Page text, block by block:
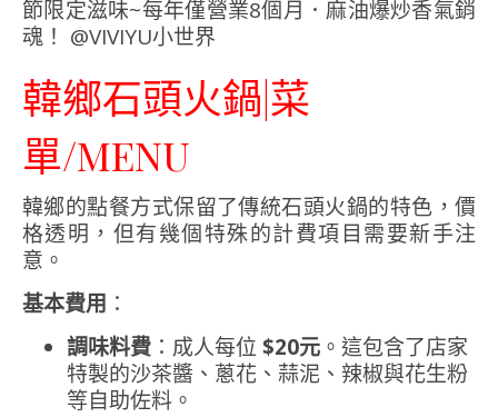
韓鄉石頭火鍋|菜
單/MENU
韓鄉的點餐方式保留了傳統石頭火鍋的特色，價
格透明，但有幾個特殊的計費項目需要新手注
意。
基本費用 ：
調味料費 ：成人每位 $20元 。這包含了店家
特製的沙茶醬、蔥花、蒜泥、辣椒與花生粉
等自助佐料。